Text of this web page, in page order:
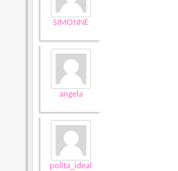
SIMONNE
angela
polita_ideal